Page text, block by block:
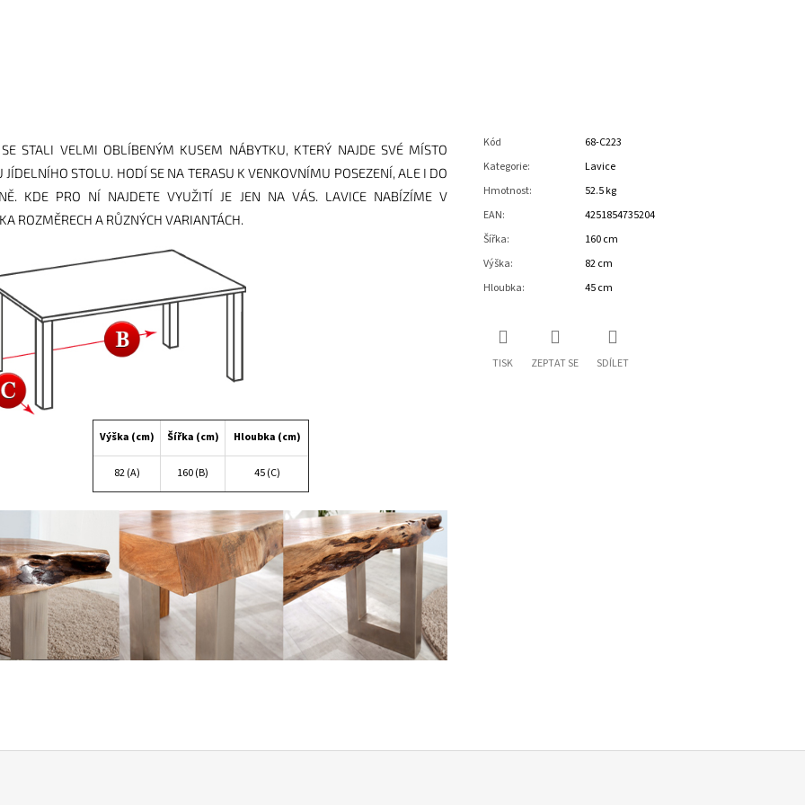
STALI VELMI OBLÍBENÝM KUSEM NÁBYTKU, KTERÝ NAJDE SVÉ MÍSTO
JÍDELNÍHO STOLU. HODÍ SE NA TERASU K VENKOVNÍMU POSEZENÍ, ALE I DO
KDE PRO NÍ NAJDETE VYUŽITÍ JE JEN NA VÁS. LAVICE NABÍZÍME V
ROZMĚRECH A RŮZNÝCH VARIANTÁCH.
Výška (cm) Šířka (cm) Hloubka (cm)
82 (A) 160 (B) 45 (C)
Kód
68-C223
Kategorie:
Lavice
Hmotnost:
52.5 kg
EAN:
4251854735204
Šířka:
160 cm
Výška:
82 cm
Hloubka: 45 cm
TISK ZEPTAT SE SDÍLET